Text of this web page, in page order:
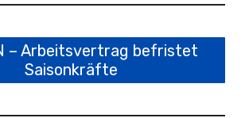
– Arbeitsvertrag befristet
Saisonkräfte